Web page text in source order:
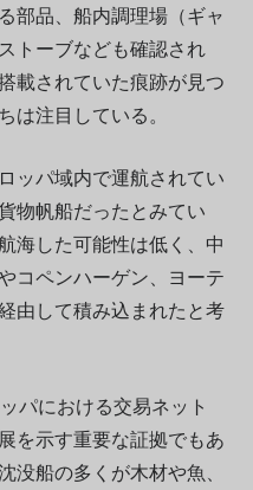
部品、船内調理場（ギャ
トーブなども確認され
載されていた痕跡が見つ
は注目している。
ッパ域内で運航されてい
物帆船だったとみてい
海した可能性は低く、中
コペンハーゲン、ヨーテ
由して積み込まれたと考
パにおける交易ネット
を示す重要な証拠でもあ
没船の多くが木材や魚、